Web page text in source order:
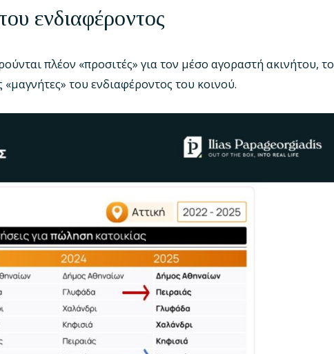
ενδιαφέροντος
πλέον «προσιτές» για τον μέσο αγοραστή ακινήτου, το
του ενδιαφέροντος του κοινού.